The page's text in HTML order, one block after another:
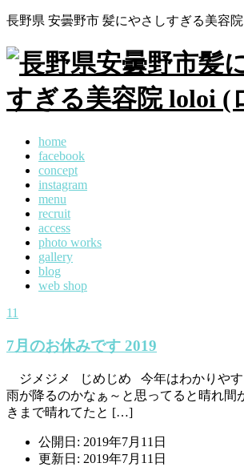
長野県 安曇野市 髪にやさしすぎる美容
home
facebook
concept
instagram
menu
recruit
access
photo works
gallery
blog
web shop
11
7月のお休みです 2019
ジメジメ じめじめ 今年はわかりやす
雨が降るのかなぁ～と思ってると晴れ
きまで晴れてたと […]
公開日: 2019年7月11日
更新日: 2019年7月11日